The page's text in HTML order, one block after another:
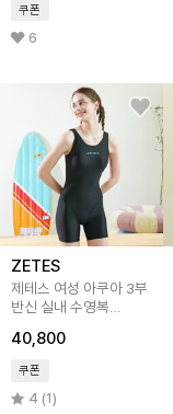
쿠폰
6
ZETES
제테스 여성 아쿠아 3부
반신 실내 수영복
40,800
쿠폰
4 (1)